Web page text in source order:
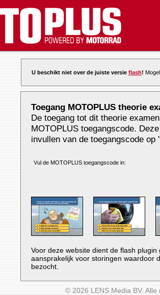
U beschikt niet over de juiste versie flash!
Toegang MOTOPLUS theorie
De toegang tot dit theorie
MOTOPLUS toegangscode.
invullen van de toegangscode op
Vul de MOTOPLUS toegangscode in:
Voor deze website dient de flash
aansprakelijk voor storingen waardoor
bezocht.
© 2026 LENS Media BV.